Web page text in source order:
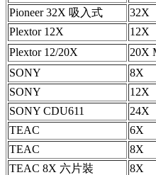
Pioneer 32X 吸入式
32X
Plextor 12X
12X
Plextor 12/20X
20X
SONY
8X
SONY
12X
SONY CDU611
24X
TEAC
6X
TEAC
8X
TEAC 8X 六片裝
8X